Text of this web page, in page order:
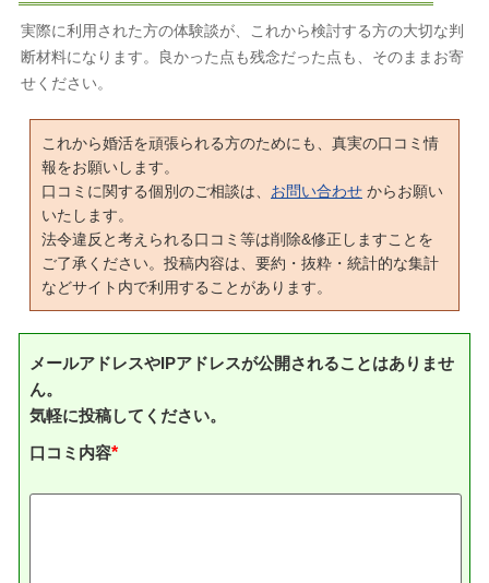
実際に利用された方の体験談が、これから検討する方の大切な判
断材料になります。良かった点も残念だった点も、そのままお寄
せください。
これから婚活を頑張られる方のためにも、真実の口コミ情
報をお願いします。
口コミに関する個別のご相談は、 お問い合わせ からお願い
いたします。
法令違反と考えられる口コミ等は削除&修正しますことを
ご了承ください。投稿内容は、要約・抜粋・統計的な集計
などサイト内で利用することがあります。
メールアドレスやIPアドレスが公開されることはありませ
ん。
気軽に投稿してください。
口コミ内容*